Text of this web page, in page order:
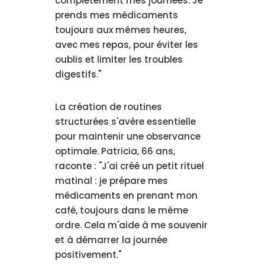
prends mes médicaments
toujours aux mêmes heures,
avec mes repas, pour éviter les
oublis et limiter les troubles
digestifs."
La création de routines
structurées s'avère essentielle
pour maintenir une observance
optimale. Patricia, 66 ans,
raconte : "J'ai créé un petit rituel
matinal : je prépare mes
médicaments en prenant mon
café, toujours dans le même
ordre. Cela m'aide à me souvenir
et à démarrer la journée
positivement."